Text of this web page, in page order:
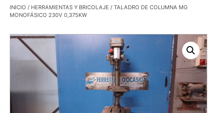
INICIO / HERRAMIENTAS Y BRICOLAJE / TALADRO DE COLUMNA MG
MONOFÁSICO 230V 0,375KW